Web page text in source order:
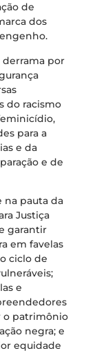
de
dos
derrama por
do racismo
para a
e da
e de
na pauta da
Justiça
garantir
em favelas
ciclo de
e
o patrimônio
negra; e
equidade